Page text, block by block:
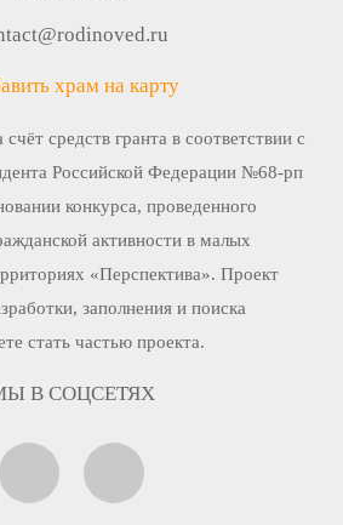
храм на карту
средств гранта в соответствии c
Российской Федерации №68-рп
конкурса, проведенного
активности в малых
«Перспектива». Проект
заполнения и поиска
стать частью проекта.
В СОЦСЕТЯХ